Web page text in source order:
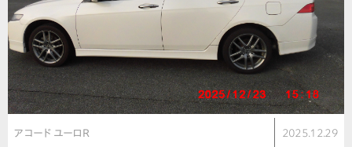
アコード ユーロR 2025.12.29